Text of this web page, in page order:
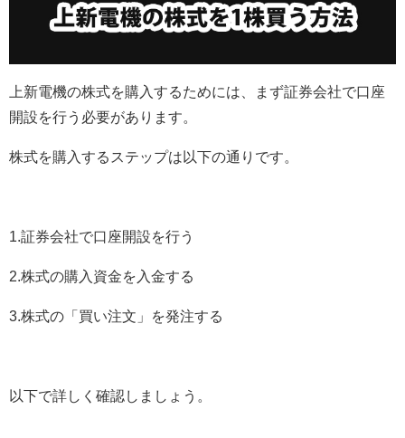
上新電機の株式を購入するためには、まず証券会社で口座
開設を行う必要があります。
株式を購入するステップは以下の通りです。
1.証券会社で口座開設を行う
2.株式の購入資金を入金する
3.株式の「買い注文」を発注する
以下で詳しく確認しましょう。